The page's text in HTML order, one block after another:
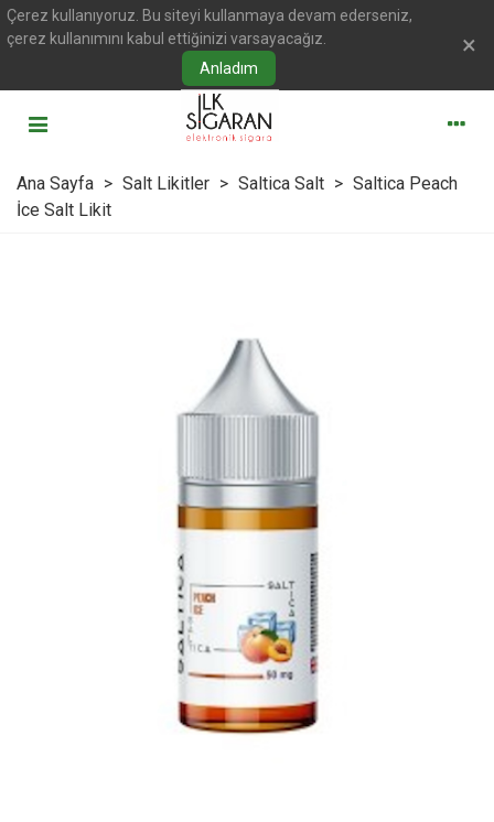
Çerez kullanıyoruz. Bu siteyi kullanmaya devam ederseniz,
çerez kullanımını kabul ettiğinizi varsayacağız.
Anladım
×
Ana Sayfa > Salt Likitler > Saltica Salt > Saltica Peach
İce Salt Likit